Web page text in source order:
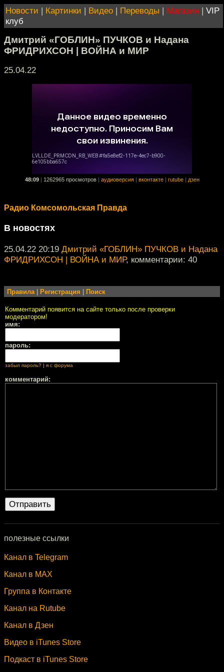
Новости | Картинки | Видео | Переводы | Магазин | VIP
клуб
Дмитрий «ГОБЛИН» ПУЧКОВ и Надана
ФРИДРИХСОН | ВОЙНА и МИР
25.04.22
48:09 1262965 просмотров аудиоверсия вконтакте rutube дзен
Радио Комсомольская Правда
В новостях
25.04.22 20:19 Дмитрий «ГОБЛИН» ПУЧКОВ и Надана
ФРИДРИХСОН | ВОЙНА и МИР, комментарии: 40
Правила| Регистрация Поиск
Комментарий появится на сайте только после проверки
модератором!
имя:
пароль:
забыл пароль? я с форума
комментарий:
полезные ссылки
Канал в Telegram
Канал в MAX
Группа в Контакте
Канал на Rutube
Канал в Дзен
Видео в iTunes Store
Подкаст в iTunes Store